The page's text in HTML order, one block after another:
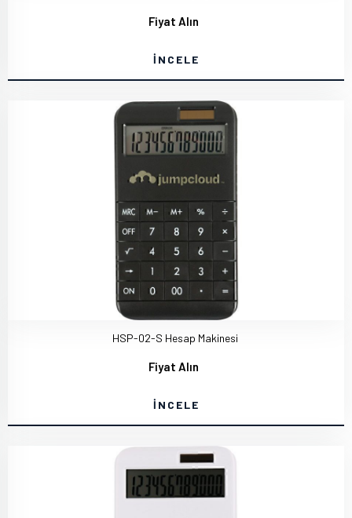
Fiyat Alın
İNCELE
HSP-02-S Hesap Makinesi
Fiyat Alın
İNCELE